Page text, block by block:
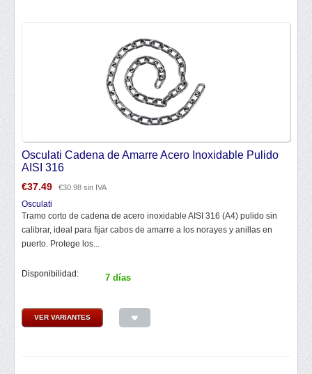
Osculati Cadena de Amarre Acero Inoxidable Pulido
AISI 316
€37.49 €30.98 sin IVA
Osculati
Tramo corto de cadena de acero inoxidable AISI 316 (A4) pulido sin
calibrar, ideal para fijar cabos de amarre a los norayes y anillas en
puerto. Protege los...
Disponibilidad: 7 días
VER VARIANTES